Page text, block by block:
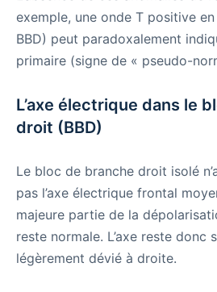
exemple, une onde T positive en
BBD) peut paradoxalement
primaire (signe de « pseudo-
L’axe électrique dans le
droit (BBD)
Le bloc de branche droit isolé
pas l’axe électrique frontal
majeure partie de la
reste normale. L’axe reste donc
légèrement dévié à droite.